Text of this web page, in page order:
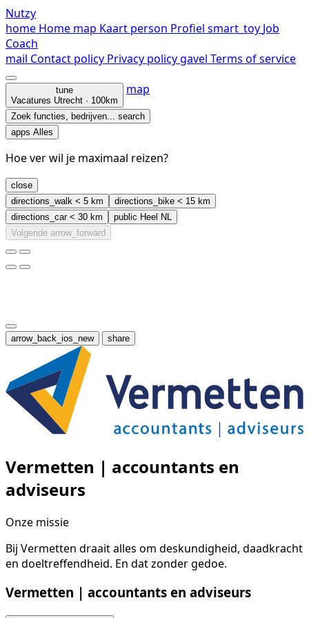
Nutzy
home Home map Kaart person Profiel smart_toy Job
Coach
mail Contact policy Privacy policygavel Terms of service
tune
Vacatures Utrecht · 100km
map
Zoek functies, bedrijven... search
apps Alles
Hoe ver wil je maximaal reizen?
close
directions_walk < 5 km directions_bike < 15 km
directions_car< 30 km public Heel NL
Volgende arrow_forward
arrow_back_ios_new share
Vermetten | accountants en
adviseurs
Onze missie
Bij Vermetten draait alles om deskundigheid, daadkracht
en doeltreffendheid. En dat zonder gedoe.
Vermetten | accountants en adviseurs